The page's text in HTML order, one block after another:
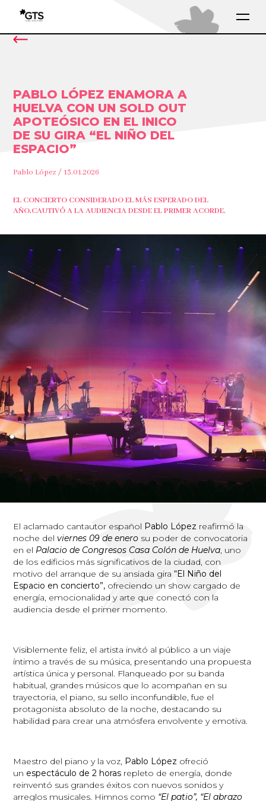
PABLO LÓPEZ ENAMORA A
HUELVA CON UN SOLD OUT
APOTEÓSICO EN EL INICO
DE SU GIRA “EL NIÑO DEL
ESPACIO”
Pablo López / 13.01.2026
EL CONCIERTO CONSIDERADO EL MÁS ESPERADO DEL
AÑO,CAUTIVÓ A LA AUDIENCIA DESDE EL PRIMER ACORDE.
El aclamado cantautor español Pablo López reafirmó la
noche delviernes 09 de enero su poder de convocatoria
en el Palacio de Congresos Casa Colón de Huelva , uno
de los edificios más significativos de la ciudad, con
motivo del arranque de su ansiada gira “El Niño del
Espacio en concierto”, ofreciendo un show cargado de
energía, emocionalidad y arte que conectó con la
audiencia desde el primer momento.
Visiblemente feliz, el artista invitó al público a un viaje
íntimo a través de su música, presentando una propuesta
artística única y personal. Flanqueado por su banda
habitual, grandes músicos que lo acompañan en su
trayectoria, el piano, su sello inconfundible, fue el
protagonista absoluto de la noche, destacando su
habilidad para crear una atmósfera envolvente y emotiva.
Maestro del piano y la voz, Pablo López ofreció
un espectáculo de 2 horas repleto de energía, donde
reinventó sus grandes éxitos con nuevos sonidos y
arreglos musicales. Himnos como “El patio”, “El abrazo